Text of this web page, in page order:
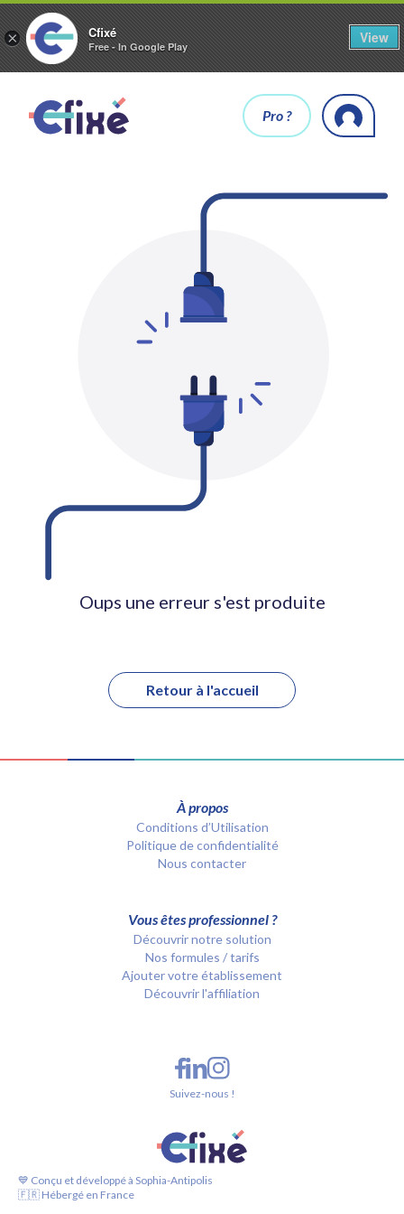
× Cfixé
Free - In Google Play
View
Pro ?
Oups une erreur s'est produite
Retour à l'accueil
À propos
Conditions d’Utilisation
Politique de confidentialité
Nous contacter
Vous êtes professionnel ?
Découvrir notre solution
Nos formules / tarifs
Ajouter votre établissement
Découvrir l'affiliation
💙 Conçu et développé à Sophia-Antipolis
🇫🇷 Hébergé en France
Suivez-nous !